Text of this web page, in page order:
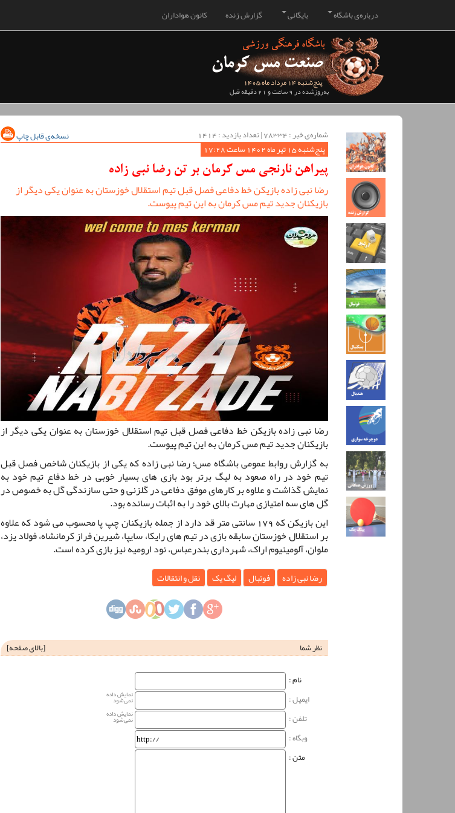
کانون هواداران گزارش زنده بایگانی درباره‌ی باشگاه
پنج‌شنبه 14 مرداد ماه 1405
به‌روزشده در 9 ساعت و 21 دقیقه قبل
شماره‌ی خبر : ‌78334 | تعداد بازدید : 1414
نسخه‌ی قابل چاپ
پنج‌شنبه 15 تیر ماه 1402 ساعت 17:28
پیراهن نارنجی مس کرمان بر تن رضا نبی زاده
رضا نبی زاده بازیکن خط دفاعی فصل قبل تیم استقلال خوزستان به عنوان یکی دیگر از
بازیکنان جدید تیم مس کرمان به این تیم پیوست.
رضا نبی زاده بازیکن خط دفاعی فصل قبل تیم استقلال خوزستان به عنوان یکی دیگر از
بازیکنان جدید تیم مس کرمان به این تیم پیوست.
به گزارش روابط عمومی باشگاه مس؛ رضا نبی زاده که یکی از بازیکنان شاخص فصل قبل
تیم خود در راه صعود به لیگ برتر بود بازی های بسیار خوبی در خط دفاع تیم خود به
نمایش گذاشت و علاوه بر کارهای موفق دفاعی در گلزنی و حتی سازندگی گل به خصوص در
گل های سه امتیازی مهارت بالای خود را به اثبات رسانده بود.
این بازیکن که 179 سانتی متر قد دارد از جمله بازیکنان چپ پا محسوب می شود که علاوه
بر استقلال خوزستان سابقه بازی در تیم های رایکا، سایپا، شیرین فراز کرمانشاه، فولاد یزد،
ملوان، آلومینیوم اراک، شهرداری بندرعباس، نود ارومیه نیز بازی کرده است.
رضا نبی زاده فوتبال لیگ یک نقل و انتقالات
نظر شما [بالای صفحه]
نام‌ :
ایمیل :
نمایش داده
نمی‌شود
تلفن : نمایش داده
نمی‌شود
وبگاه‌ :
متن :